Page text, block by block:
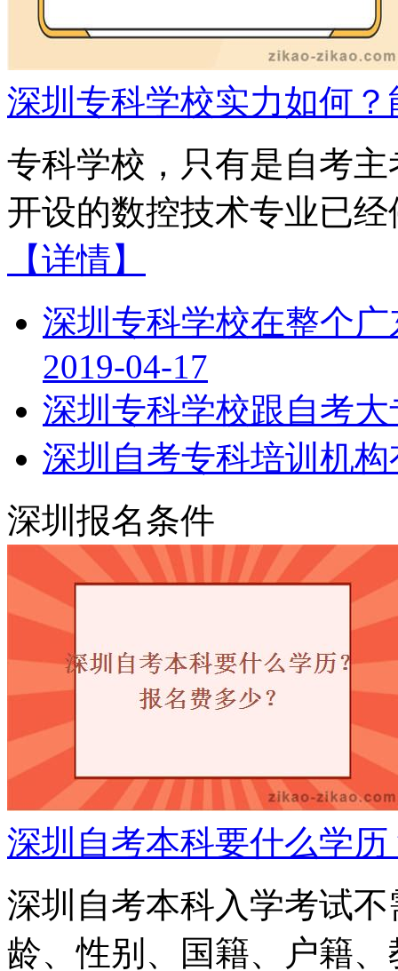
深圳专科学校实力如何
专科学校，只有是自考
开设的数控技术专业已
【详情】
深圳专科学校在整个
2019-04-17
深圳专科学校跟自考
深圳自考专科培训机
深圳报名条件
深圳自考本科要什么学
深圳自考本科入学考试
龄、性别、国籍、户籍